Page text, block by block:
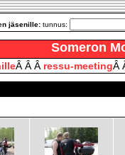
jäsenille:tunnus:
Someron
Â Â Â ressu-meetingÂ